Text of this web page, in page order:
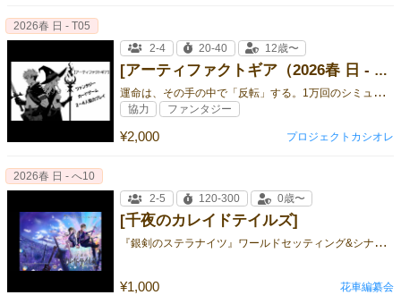
[アーティファクトギア（2026春 日 - T05）]
運
命は、その手の中で「反転」する。1万回のシミュレーションテストを何度も行った勝率42.7%のガチ協力型RPGカードゲーム
¥2,000
2026春 日 - T05
2-4
20-40 12歳〜
協力 ファンタジー
プロジェクトカシオレ
[千夜のカレイドテイルズ]
『
銀剣のステラナイツ』ワールドセッティング&シナリオ集
¥1,000
2026春 日 - へ10
2-5
120-300 0歳〜
花車編纂会